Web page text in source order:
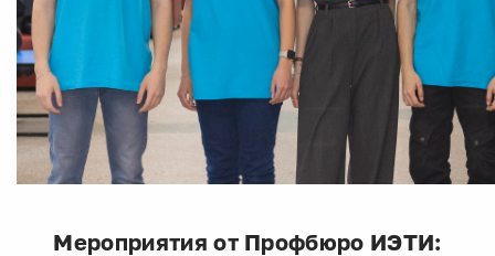
Мероприятия от Профбюро ИЭТИ: